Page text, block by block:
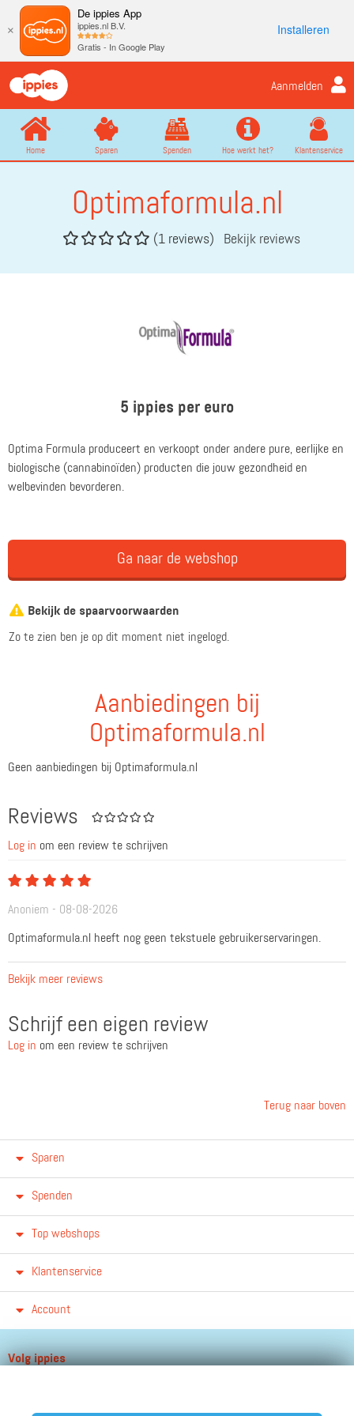
×
De ippies App
ippies.nl B.V.
Gratis - In Google Play
Installeren
Aanmelden
Home Sparen Spenden Hoe werkt het? Klantenservice
Optimaformula.nl
(1 reviews) Bekijk reviews
5 ippies per euro
Optima Formula produceert en verkoopt onder andere pure, eerlijke en
biologische (cannabinoïden) producten die jouw gezondheid en
welbevinden bevorderen.
Ga naar de webshop
Bekijk de spaarvoorwaarden
Zo te zien ben je op dit moment niet ingelogd.
Aanbiedingen bij
Optimaformula.nl
Geen aanbiedingen bij Optimaformula.nl
Reviews
Log in om een review te schrijven
Anoniem - 08-08-2026
Optimaformula.nl heeft nog geen tekstuele gebruikerservaringen.
Bekijk meer reviews
Schrijf een eigen review
Log in om een review te schrijven
Terug naar boven
Sparen
Spenden
Top webshops
Klantenservice
Account
Volg ippies